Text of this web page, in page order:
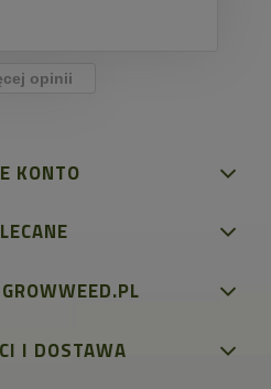
opinii
KONTO
I DOSTAWA